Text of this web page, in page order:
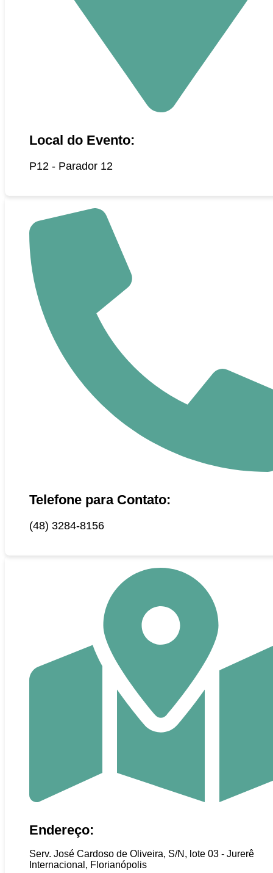
Local do Evento:
P12 - Parador 12
Telefone para Contato:
(48) 3284-8156
Endereço:
Serv. José Cardoso de Oliveira, S/N, lote 03 - Jurerê
Internacional, Florianópolis